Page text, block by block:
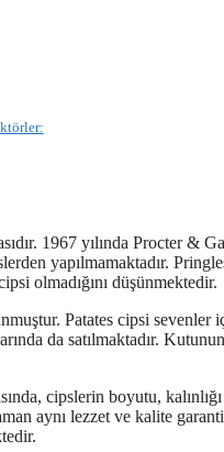
1967 yılında Procter &
yapılmamaktadır.
olmadığını düşünmektedir.
Patates cipsi
da satılmaktadır.
cipslerin boyutu,
aynı lezzet ve kalite